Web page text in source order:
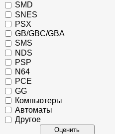
SMD
SNES
PSX
GB/GBC/GBA
SMS
NDS
PSP
N64
PCE
GG
Компьютеры
Автоматы
Другое